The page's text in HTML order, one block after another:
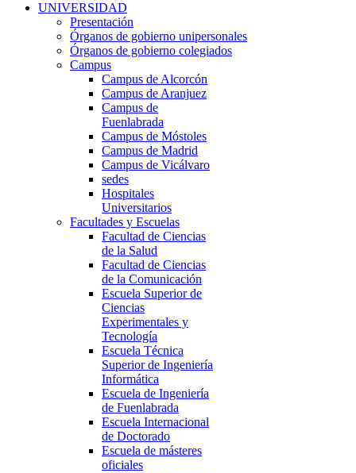
UNIVERSIDAD
Presentación
Órganos de gobierno unipersonales
Órganos de gobierno colegiados
Campus
Campus de Alcorcón
Campus de Aranjuez
Campus de
Fuenlabrada
Campus de Móstoles
Campus de Madrid
Campus de Vicálvaro
sedes
Hospitales
Universitarios
Facultades y Escuelas
Facultad de Ciencias
de la Salud
Facultad de Ciencias
de la Comunicación
Escuela Superior de
Ciencias
Experimentales y
Tecnología
Escuela Técnica
Superior de Ingeniería
Informática
Escuela de Ingeniería
de Fuenlabrada
Escuela Internacional
de Doctorado
Escuela de másteres
oficiales